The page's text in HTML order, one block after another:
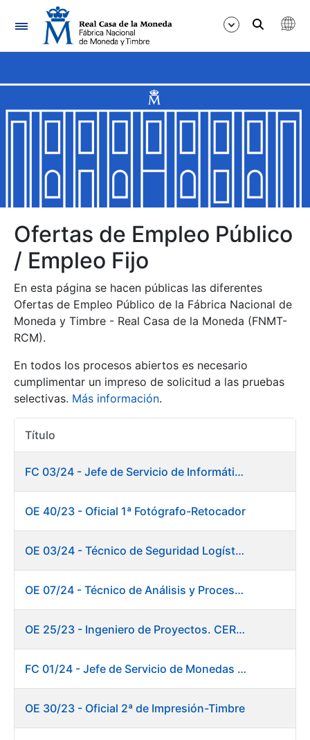
Navegación
Mostrar/Ocultar
Mostrar/Ocultar
Mostrar/Ocultar
Mostrar/Ocultar
Mostrar/Ocultar
Mostrar/Ocultar
Mostrar/Ocultar
Mostrar/Ocultar
Ofertas de Empleo Público
/ Empleo Fijo
En esta página se hacen públicas las diferentes
Ofertas de Empleo Público de la Fábrica Nacional de
Moneda y Timbre - Real Casa de la Moneda (FNMT-
RCM).
En todos los procesos abiertos es necesario
cumplimentar un impreso de solicitud a las pruebas
selectivas. Más información.
Título
FC 03/24 - Jefe de Servicio de Informática de Gestión y Procesos
OE 40/23 - Oficial 1ª Fotógrafo-Retocador
OE 03/24 - Técnico de Seguridad Logística
OE 07/24 - Técnico de Análisis y Procesos de Laboratorio
OE 25/23 - Ingeniero de Proyectos. CERES
FC 01/24 - Jefe de Servicio de Monedas Conmemorativas
OE 30/23 - Oficial 2ª de Impresión-Timbre